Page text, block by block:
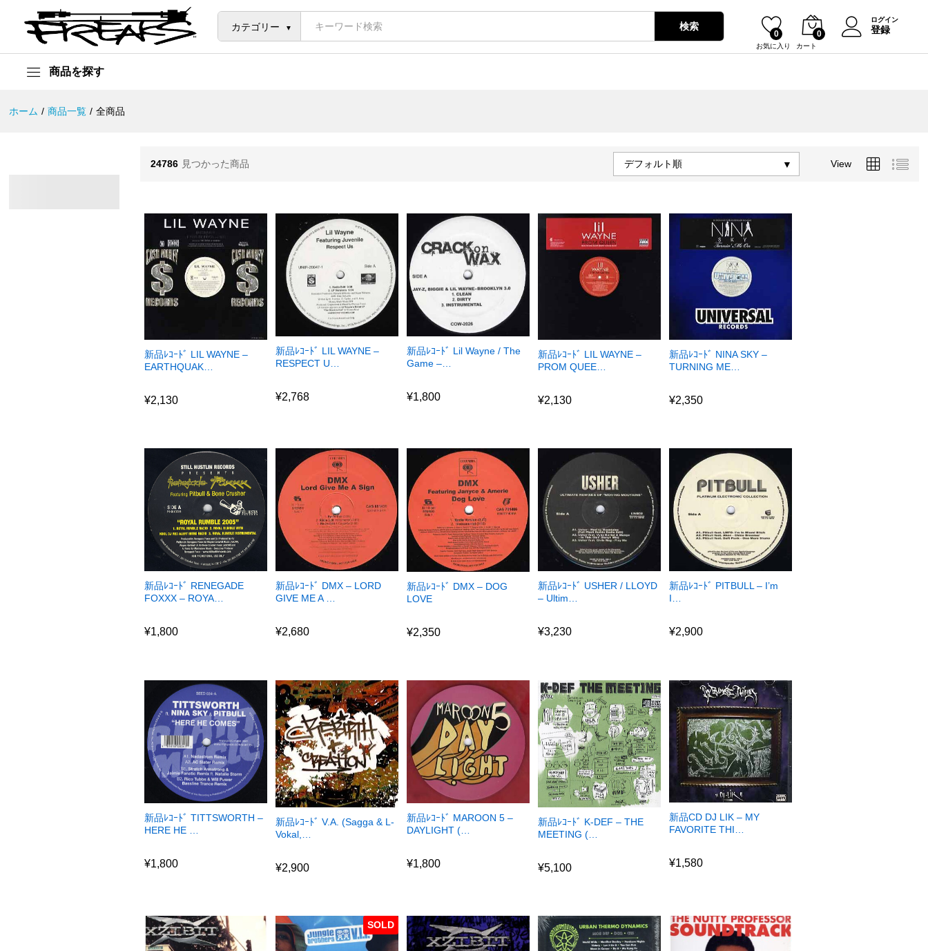
カテゴリー 検索
お気に入り
0
カート
0
ログイン
登録
商品を探す
ホーム / 商品一覧 / 全商品
24786 見つかった商品 View
デフォルト順
新品ﾚｺｰﾄﾞ LIL WAYNE –
EARTHQUAK…
¥2,130
新品ﾚｺｰﾄﾞ LIL WAYNE –
RESPECT U…
¥2,768
新品ﾚｺｰﾄﾞ Lil Wayne / The
Game –…
¥1,800
新品ﾚｺｰﾄﾞ LIL WAYNE –
PROM QUEE…
¥2,130
新品ﾚｺｰﾄﾞ NINA SKY –
TURNING ME…
¥2,350
新品ﾚｺｰﾄﾞ RENEGADE
FOXXX – ROYA…
¥1,800
新品ﾚｺｰﾄﾞ DMX – LORD
GIVE ME A …
¥2,680
新品ﾚｺｰﾄﾞ DMX – DOG
LOVE
¥2,350
新品ﾚｺｰﾄﾞ USHER / LLOYD
– Ultim…
¥3,230
新品ﾚｺｰﾄﾞ PITBULL – I’m
I…
¥2,900
新品ﾚｺｰﾄﾞ TITTSWORTH –
HERE HE …
¥1,800
新品ﾚｺｰﾄﾞ V.A. (Sagga & L-
Vokal,…
¥2,900
新品ﾚｺｰﾄﾞ MAROON 5 –
DAYLIGHT (…
¥1,800
新品ﾚｺｰﾄﾞ K-DEF – THE
MEETING (…
¥5,100
新品CD DJ LIK – MY
FAVORITE THI…
¥1,580
SOLD